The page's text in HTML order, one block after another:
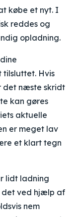
købe et nyt. I
reddes og
opladning.
Hvis
det næste skridt
kan gøres
aktuelle
er meget lav
et klart tegn
lidt ladning
det ved hjælp af
nem